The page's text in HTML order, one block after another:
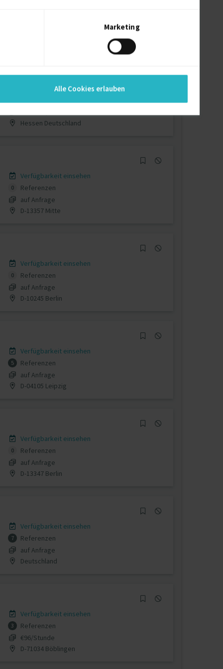
Marketing
Alle Cookies erlauben
Verfügbarkeit einsehen
Hessen Deutschland
Verfügbarkeit einsehen
0
Referenzen
auf Anfrage
D-13357 Mitte
Verfügbarkeit einsehen
0
Referenzen
auf Anfrage
D-10245 Berlin
Verfügbarkeit einsehen
5
Referenzen
auf Anfrage
D-04105 Leipzig
Verfügbarkeit einsehen
0
Referenzen
auf Anfrage
D-13347 Berlin
Verfügbarkeit einsehen
7
Referenzen
auf Anfrage
Deutschland
Verfügbarkeit einsehen
3
Referenzen
€96/Stunde
D-71034 Böblingen